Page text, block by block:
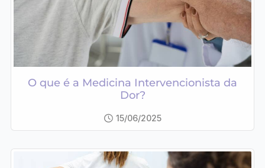
O que é a Medicina Intervencionista da
Dor?
15/06/2025